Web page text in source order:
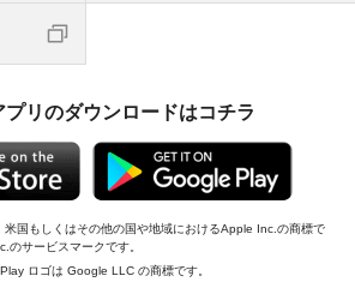
リのダウンロードはコチラ
国もしくはその他の国や地域におけるApple Inc.の商標で
サービスマークです。
ロゴは Google LLC の商標です。